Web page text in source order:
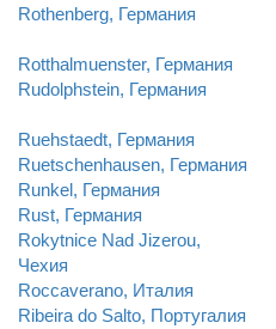
Rothenberg, Германия
Rotthalmuenster, Германия
Rudolphstein, Германия
Ruehstaedt, Германия
Ruetschenhausen, Германия
Runkel, Германия
Rust, Германия
Rokytnice Nad Jizerou,
Чехия
Roccaverano, Италия
Ribeira do Salto, Португалия